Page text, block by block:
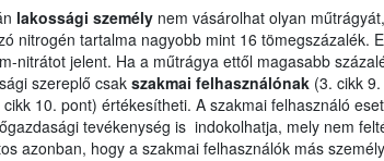
lakossági személynem vásárolhat olyan
nitrogén tartalma nagyobb mint 16 tömegszázalék.
nitrátot jelent. Ha a műtrágya ettől magasabb
szereplő csak szakmai felhasználónak(3. cikk 9.
10. pont) értékesítheti. A szakmai felhasználó
tevékenység is indokolhatja, mely nem
azonban, hogy a szakmai felhasználók más